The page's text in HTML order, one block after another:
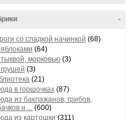
-
со сладкой начинкой (68)
(64)
морковью (3)
(3)
(21)
в горшочках (87)
из баклажанов, грибов,
и ... (600)
из картошки (311)